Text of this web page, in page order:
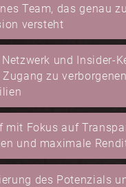
Team, das genau
versteht
Netzwerk und Insider-
zu verborgenen
mit Fokus auf
und maximale
des Potenzials